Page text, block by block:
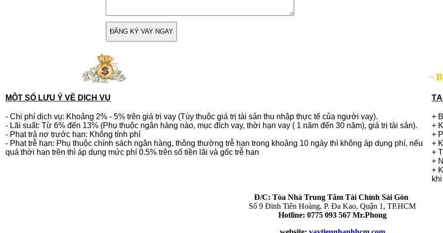
ĐĂNG KÝ VAY NGAY
-
MỘT SỐ LƯU Ý VỀ DỊCH VỤ
- Chi phí dịch vụ: Khoảng 2% - 5% trên giá trị vay (Tùy thuộc giá trị tài sản thu nhập thực tế của người vay).
- Lãi suất: Từ 6% đến 13% (Phụ thuộc ngân hàng nào, mục đích vay, thời hạn vay ( 1 năm đến 30 năm), giá trị tài sản).
- Phạt trả nợ trước hạn: Không tính phí
- Phạt trễ hạn: Phụ thuộc chính sách ngân hàng, thông thường trễ hạn trong khoảng 10 ngày thì không áp dụng phí, nếu
quá thời hạn trên thì áp dụng mức phí 0.5% trên số tiền lãi và gốc trễ hạn
+
+
+
+
+
+
+
Đ/C: Tòa Nhà Trung Tâm Tài Chính Sài Gòn
Số 9 Đinh Tiên Hoàng, P. Đa Kao, Quận 1, TP.HCM
Hotline: 0775 093 567 Mr.Phong